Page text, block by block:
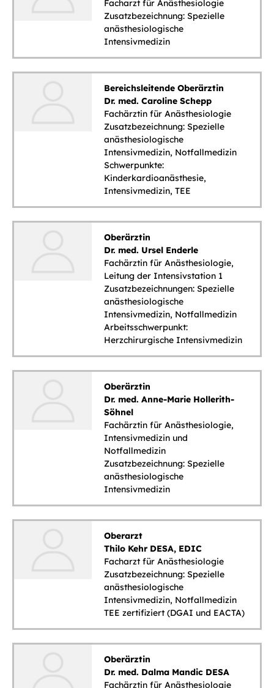
Facharzt für Anästhesiologie
Zusatzbezeichnung: Spezielle
anästhesiologische
Intensivmedizin
Bereichsleitende Oberärztin
Dr. med. Caroline Schepp
Fachärztin für Anästhesiologie
Zusatzbezeichnung: Spezielle
anästhesiologische
Intensivmedizin, Notfallmedizin
Schwerpunkte:
Kinderkardioanästhesie,
Intensivmedizin, TEE
Oberärztin
Dr. med. Ursel Enderle
Fachärztin für Anästhesiologie,
Leitung der Intensivstation 1
Zusatzbezeichnungen: Spezielle
anästhesiologische
Intensivmedizin, Notfallmedizin
Arbeitsschwerpunkt:
Herzchirurgische Intensivmedizin
Oberärztin
Dr. med. Anne-Marie Hollerith-
Söhnel
Fachärztin für Anästhesiologie,
Intensivmedizin und
Notfallmedizin
Zusatzbezeichnung: Spezielle
anästhesiologische
Intensivmedizin
Oberarzt
Thilo Kehr DESA, EDIC
Facharzt für Anästhesiologie
Zusatzbezeichnung: Spezielle
anästhesiologische
Intensivmedizin, Notfallmedizin
TEE zertifiziert (DGAI und EACTA)
Oberärztin
Dr. med. Dalma Mandic DESA
Fachärztin für Anästhesiologie